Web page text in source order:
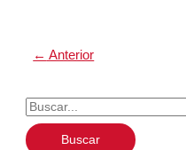
← Anterior